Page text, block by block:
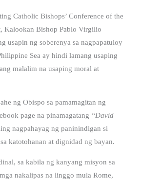
Catholic Bishops’ Conference of the
Kalookan Bishop Pablo Virgilio
usapin ng soberenya sa nagpapatuloy
Sea ay hindi lamang usaping
malalim na usaping moral at
ng Obispo sa pamamagitan ng
page na pinamagatang “David
nagpahayag ng paninindigan si
katotohanan at dignidad ng bayan.
sa kabila ng kanyang misyon sa
nakalipas na linggo mula Rome,